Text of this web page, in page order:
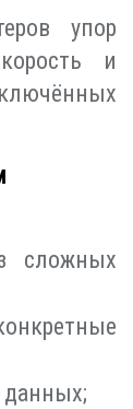
упор
и
сложных
данных;